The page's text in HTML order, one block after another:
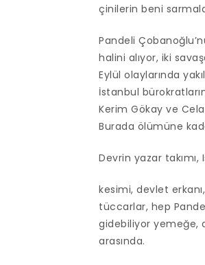
çinilerin beni
Pandeli
halini alıyor, iki
Eylül olaylarında
İstanbul
Kerim Gökay ve
Burada ölümüne
Devrin yazar
kesimi, devlet
tüccarlar, hep
gidebiliyor yemeğe,
arasında.